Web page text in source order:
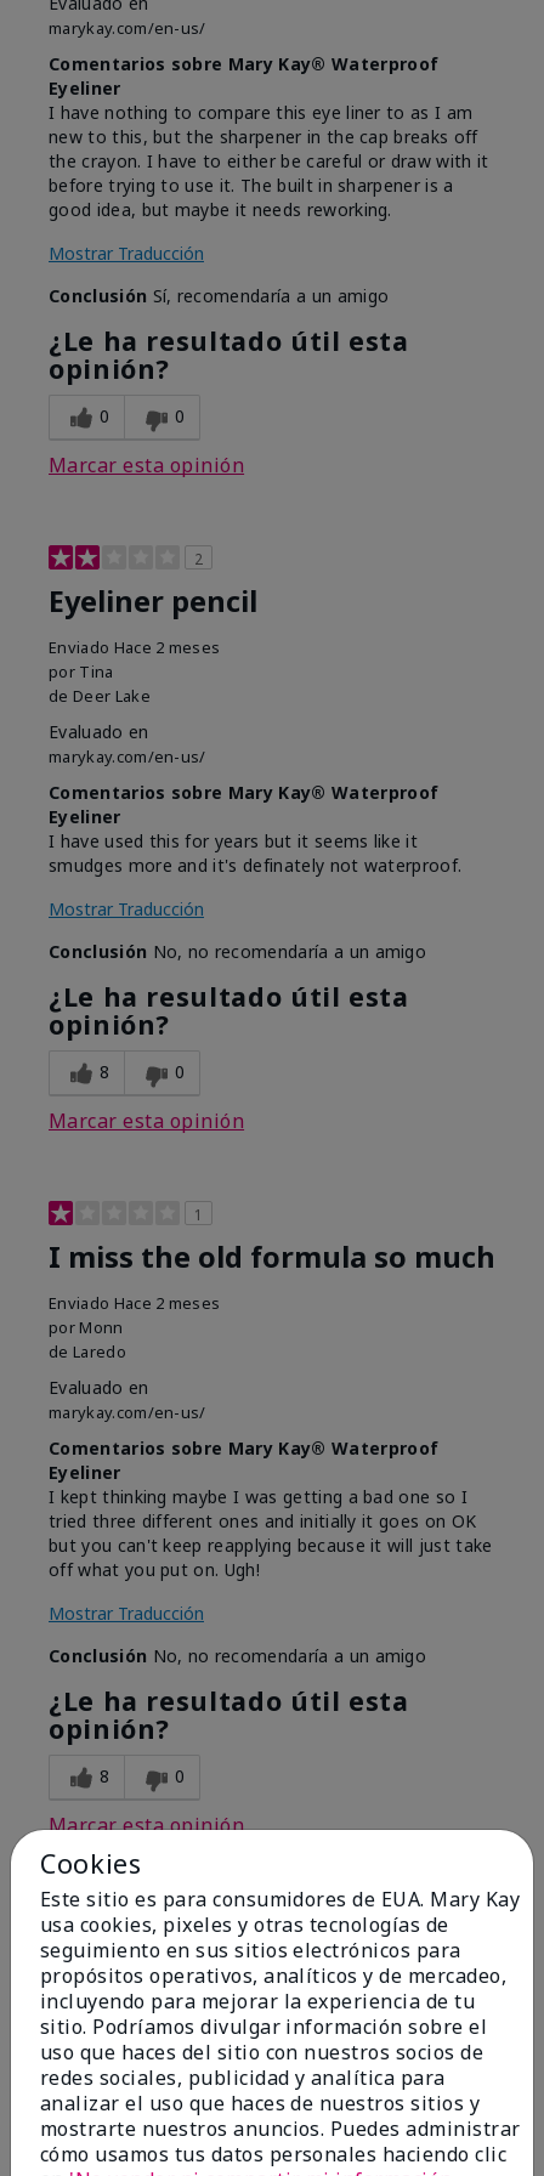
marykay.com/en-us/
Comentarios sobre Mary Kay® Waterproof
Eyeliner
I have nothing to compare this eye liner to as I am
new to this, but the sharpener in the cap breaks off
the crayon. I have to either be careful or draw with it
before trying to use it. The built in sharpener is a
good idea, but maybe it needs reworking.
Mostrar Traducción
Conclusión Sí, recomendaría a un amigo
¿Le ha resultado útil esta
opinión?
0 0
Marcar esta opinión
2
Eyeliner pencil
Enviado Hace 2 meses
por Tina
de Deer Lake
Evaluado en
marykay.com/en-us/
Comentarios sobre Mary Kay® Waterproof
Eyeliner
I have used this for years but it seems like it
smudges more and it's definately not waterproof.
Mostrar Traducción
Conclusión No, no recomendaría a un amigo
¿Le ha resultado útil esta
opinión?
8 0
Marcar esta opinión
1
I miss the old formula so much
Enviado Hace 2 meses
por Monn
de Laredo
Evaluado en
marykay.com/en-us/
Comentarios sobre Mary Kay® Waterproof
Eyeliner
I kept thinking maybe I was getting a bad one so I
tried three different ones and initially it goes on OK
but you can't keep reapplying because it will just take
off what you put on. Ugh!
Mostrar Traducción
Conclusión No, no recomendaría a un amigo
¿Le ha resultado útil esta
opinión?
8 0
Marcar esta opinión
1
I have used Marykay eyeliner
since 1992. This new product
go
Enviado
Hace 3 meses
porJacqueline
deSupply
Evaluado en
Cookies
Este sitio es para consumidores de EUA. Mary Kay
usa cookies, pixeles y otras tecnologías de
seguimiento en sus sitios electrónicos para
propósitos operativos, analíticos y de mercadeo,
incluyendo para mejorar la experiencia de tu
sitio. Podríamos divulgar información sobre el
uso que haces del sitio con nuestros socios de
redes sociales, publicidad y analítica para
analizar el uso que haces de nuestros sitios y
mostrarte nuestros anuncios. Puedes administrar
cómo usamos tus datos personales haciendo clic